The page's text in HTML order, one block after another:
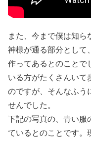
また、今まで僕は知ら
神様が通る部分として
作ってあるとのことで
いる方がたくさんいて
のですが、そんなふう
せんでした。
下記の写真の、青い服
ているとのことです。